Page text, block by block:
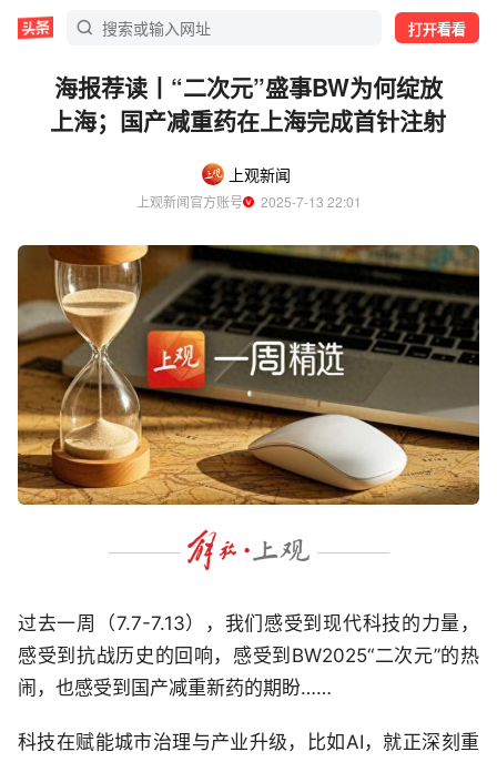
打开看看
海报荐读丨“二次元”盛事BW为何绽放
上海；国产减重药在上海完成首针注射
上观新闻
上观新闻官方账号
  2025-7-13 22:01
过去一周（7.7-7.13），我们感受到现代科技的力量，
感受到抗战历史的回响，感受到BW2025“二次元”的热
闹，也感受到国产减重新药的期盼……
科技在赋能城市治理与产业升级，比如AI，就正深刻重